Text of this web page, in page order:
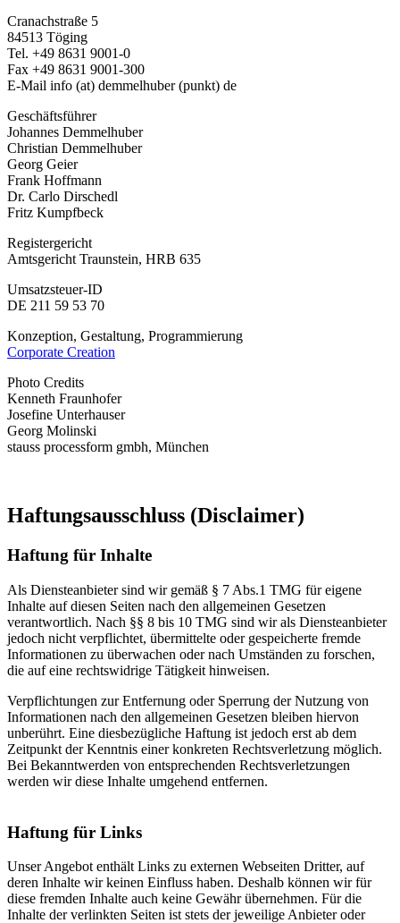
Cranachstraße 5
84513 Töging
Tel. +49 8631 9001-0
Fax +49 8631 9001-300
E-Mail info (at) demmelhuber(punkt) de
Geschäftsführer
Johannes Demmelhuber
Christian Demmelhuber
Georg Geier
Frank Hoffmann
Dr. Carlo Dirschedl
Fritz Kumpfbeck
Registergericht
Amtsgericht Traunstein, HRB 635
Umsatzsteuer-ID
DE 211 59 53 70
Konzeption, Gestaltung, Programmierung
Corporate Creation
Photo Credits
Kenneth Fraunhofer
Josefine Unterhauser
Georg Molinski
stauss processform gmbh, München
Haftungsausschluss (Disclaimer)
Haftung für Inhalte
Als Diensteanbieter sind wir gemäß § 7 Abs.1 TMG für eigene
Inhalte auf diesen Seiten nach den allgemeinen Gesetzen
verantwortlich. Nach §§ 8 bis 10 TMG sind wir als Diensteanbieter
jedoch nicht verpflichtet, übermittelte oder gespeicherte fremde
Informationen zu überwachen oder nach Umständen zu forschen,
die auf eine rechtswidrige Tätigkeit hinweisen.
Verpflichtungen zur Entfernung oder Sperrung der Nutzung von
Informationen nach den allgemeinen Gesetzen bleiben hiervon
unberührt. Eine diesbezügliche Haftung ist jedoch erst ab dem
Zeitpunkt der Kenntnis einer konkreten Rechtsverletzung möglich.
Bei Bekanntwerden von entsprechenden Rechtsverletzungen
werden wir diese Inhalte umgehend entfernen.
Haftung für Links
Unser Angebot enthält Links zu externen Webseiten Dritter, auf
deren Inhalte wir keinen Einfluss haben. Deshalb können wir für
diese fremden Inhalte auch keine Gewähr übernehmen. Für die
Inhalte der verlinkten Seiten ist stets der jeweilige Anbieter oder